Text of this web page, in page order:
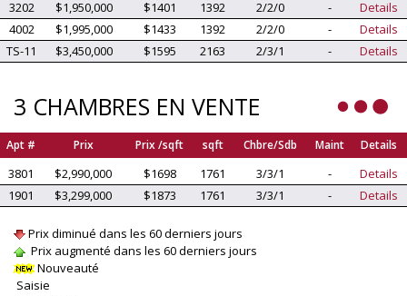
3202
$1,950,000 $1401 1392 2/2/0 -
Details
4002
$1,995,000 $1433 1392 2/2/0 -
Details
TS-11
$3,450,000 $1595 2163 2/3/1 - Details
3 CHAMBRES EN VENTE
Apt # Prix Prix /sqft sqft Chbre/Sdb Maint Details
3801 $2,990,000 $1698 1761 3/3/1 -
Details
1901
$3,299,000 $1873 1761 3/3/1 - Details
Prix diminué dans les 60 derniers jours
Prix augmenté dans les 60 derniers jours
Nouveauté
Saisie